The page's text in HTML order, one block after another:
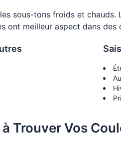
sous-tons froids et
ont meilleur aspect dans
à Trouver Vos